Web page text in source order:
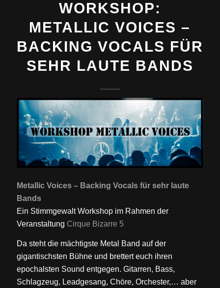
WORKSHOP:
METALLIC VOICES –
BACKING VOCALS FÜR
SEHR LAUTE BANDS
Metallic Voices – Backing Vocals für sehr laute
Bands
Ein Stimmgewalt Workshop im Rahmen der
Veranstaltung Cirque Bizarre 5
Da steht die mächtigste Metal Band auf der
gigantischsten Bühne und brettert euch ihren
epochalsten Sound entgegen. Gitarren, Bass,
Schlagzeug, Leadgesang, Chöre, Orchester,… aber